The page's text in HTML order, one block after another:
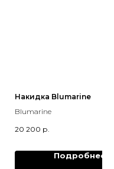
Накидка Blumarine
Blumarine
20 200 р.
Подробнее